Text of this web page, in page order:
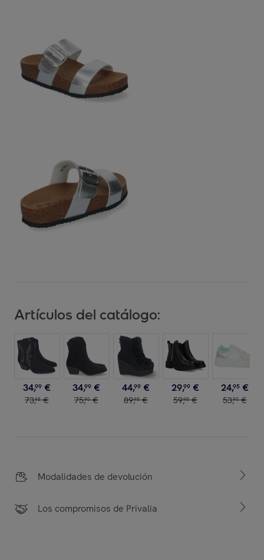
Artículos del catálogo:
34,99 €
73,98 €
34,99 €
75,90 €
44,99 €
89,98 €
29,99 €
59,98 €
24,95 €
53,90 €
Modalidades de devolución
Los compromisos de Privalia